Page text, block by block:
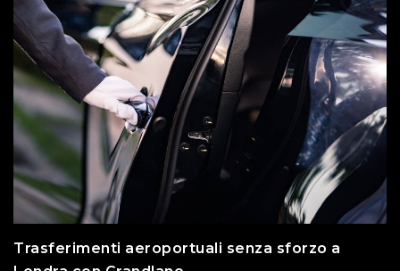
Trasferimenti aeroportuali senza sforzo a